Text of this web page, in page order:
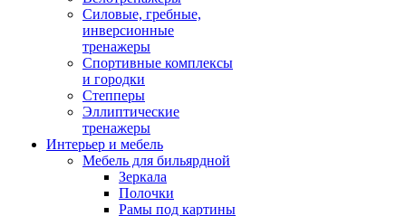
Силовые, гребные,
инверсионные
тренажеры
Спортивные комплексы
и городки
Степперы
Эллиптические
тренажеры
Интерьер и мебель
Мебель для бильярдной
Зеркала
Полочки
Рамы под картины